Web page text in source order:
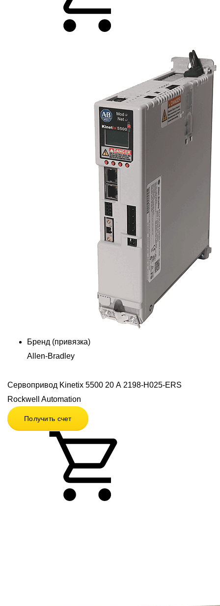
Бренд (привязка)
Allen-Bradley
Сервопривод Kinetix 5500 20 А 2198-H025-ERS
Rockwell Automation
Получить счет